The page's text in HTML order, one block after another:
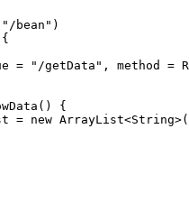
"/bean")
= "/getData", method =
{
= new